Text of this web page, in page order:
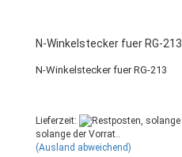
N-Winkelstecker fuer RG-213
N-Winkelstecker fuer RG-213
Lieferzeit:
solange der Vorrat..
(Ausland abweichend)